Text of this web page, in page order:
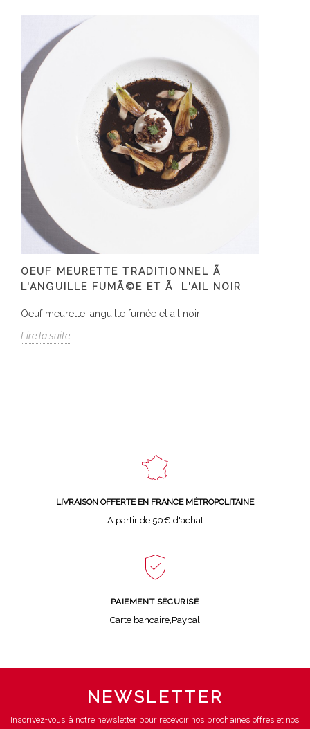
OEUF MEURETTE TRADITIONNEL Ã
L'ANGUILLE FUMÃ©E ET Ã L'AIL NOIR
Oeuf meurette, anguille fumée et ail noir
Lire la suite
LIVRAISON OFFERTE EN FRANCE MÉTROPOLITAINE
A partir de 50€ d'achat
PAIEMENT SÉCURISÉ
Carte bancaire,Paypal
NEWSLETTER
Inscrivez-vous à notre newsletter pour recevoir nos prochaines offres et nos